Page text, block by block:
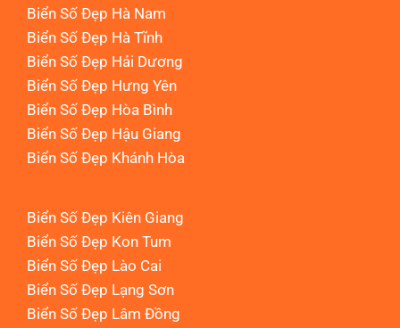
Biển Số Đẹp Hà Nam
Biển Số Đẹp Hà Tĩnh
Biển Số Đẹp Hải Dương
Biển Số Đẹp Hưng Yên
Biển Số Đẹp Hòa Bình
Biển Số Đẹp Hậu Giang
Biển Số Đẹp Khánh Hòa
Biển Số Đẹp Kiên Giang
Biển Số Đẹp Kon Tum
Biển Số Đẹp Lào Cai
Biển Số Đẹp Lạng Sơn
Biển Số Đẹp Lâm Đồng